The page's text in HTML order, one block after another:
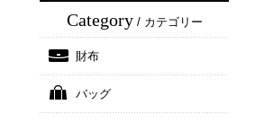
Category/ カテゴリー
財布
バッグ